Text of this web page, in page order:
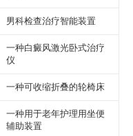
男科检查治疗智能装置
一种白癜风激光卧式治疗
仪
一种可收缩折叠的轮椅床
一种用于老年护理用坐便
辅助装置